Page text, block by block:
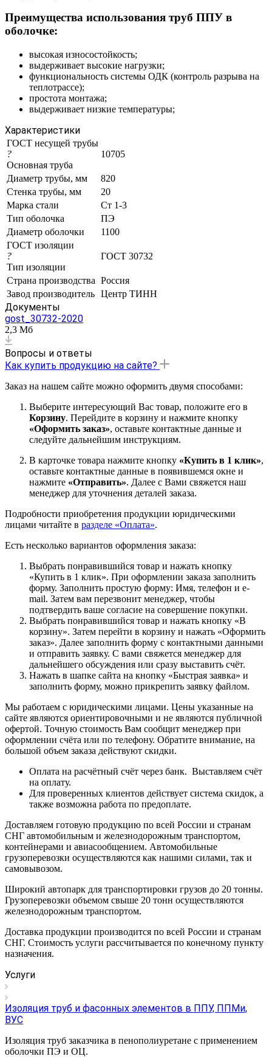
Преимущества использования труб ППУ в
оболочке:
высокая износостойкость;
выдерживает высокие нагрузки;
функциональность системы ОДК (контроль разрыва на
теплотрассе);
простота монтажа;
выдерживает низкие температуры;
Характеристики
ГОСТ несущей трубы
?
Основная труба
10705
Диаметр трубы, мм
820
Стенка трубы, мм
20
Марка стали
Ст 1-3
Тип оболочка
ПЭ
Диаметр оболочки
1100
ГОСТ изоляции
?
Тип изоляции
ГОСТ 30732
Страна производства Россия
Завод производитель Центр ТИНН
Документы
gost_30732-2020
2,3 Мб
Вопросы и ответы
Как купить продукцию на сайте?
Заказ на нашем сайте можно оформить двумя способами:
Выберите интересующий Вас товар, положите его в
Корзину. Перейдите в корзину и нажмите кнопку
«Оформить заказ», оставьте контактные данные и
следуйте дальнейшим инструкциям.
В карточке товара нажмите кнопку «Купить в 1 клик»,
оставьте контактные данные в появившемся окне и
нажмите «Отправить». Далее с Вами свяжется наш
менеджер для уточнения деталей заказа.
Подробности приобретения продукции юридическими
лицами читайте в разделе «Оплата».
Есть несколько вариантов оформления заказа:
Выбрать понравившийся товар и нажать кнопку
«Купить в 1 клик». При оформлении заказа заполнить
форму. Заполнить простую форму: Имя, телефон и e-
mail. Затем вам перезвонит менеджер, чтобы
подтвердить ваше согласие на совершение покупки.
Выбрать понравившийся товар и нажать кнопку «В
корзину». Затем перейти в корзину и нажать «Оформить
заказ». Далее заполнить форму с контактными данными
и отправить заявку. С вами свяжется менеджер для
дальнейшего обсуждения или сразу выставить счёт.
Нажать в шапке сайта на кнопку «Быстрая заявка» и
заполнить форму, можно прикрепить заявку файлом.
Мы работаем с юридическими лицами. Цены указанные на
сайте являются ориентировочными и не являются публичной
офертой. Точную стоимость Вам сообщит менеджер при
оформлении счёта или по телефону. Обратите внимание, на
большой объем заказа действуют скидки.
Оплата на расчётный счёт через банк. Выставляем счёт
на оплату.
Для проверенных клиентов действует система скидок, а
также возможна работа по предоплате.
Доставляем готовую продукцию по всей России и странам
СНГ автомобильным и железнодорожным транспортом,
контейнерами и авиасообщением. Автомобильные
грузоперевозки осуществляются как нашими силами, так и
самовывозом.
Широкий автопарк для транспортировки грузов до 20 тонны.
Грузоперевозки объемом свыше 20 тонн осуществляются
железнодорожным транспортом.
Доставка продукции производится по всей России и странам
СНГ. Стоимость услуги рассчитывается по конечному пункту
назначения.
Услуги
Изоляция труб и фасонных элементов в ППУ, ППМи,
ВУС
Изоляция труб заказчика в пенополиуретане с применением
оболочки ПЭ и ОЦ.